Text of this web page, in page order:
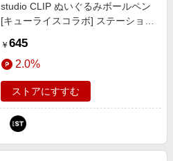
studio CLIP ぬいぐるみボールペン
[キューライスコラボ] ステーショナ
ップ 574851 and ST アンドエステ
ィ（旧ドットエスティ）
￥ 645
2.0%
ストアにすすむ